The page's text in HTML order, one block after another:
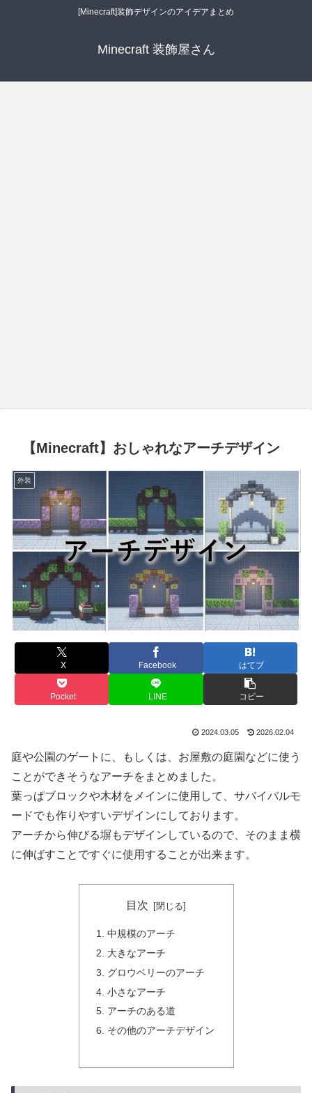
[Minecraft]装飾デザインのアイデアまとめ
Minecraft 装飾屋さん
【Minecraft】おしゃれなアーチデザイン
外装
X Facebook はてブ
Pocket LINE コピー
2024.03.05 2026.02.04
庭や公園のゲートに、もしくは、お屋敷の庭園などに使う
ことができそうなアーチをまとめました。
葉っぱブロックや木材をメインに使用して、サバイバルモ
ードでも作りやすいデザインにしております。
アーチから伸びる塀もデザインしているので、そのまま横
に伸ばすことですぐに使用することが出来ます。
目次
中規模のアーチ
大きなアーチ
グロウベリーのアーチ
小さなアーチ
アーチのある道
その他のアーチデザイン